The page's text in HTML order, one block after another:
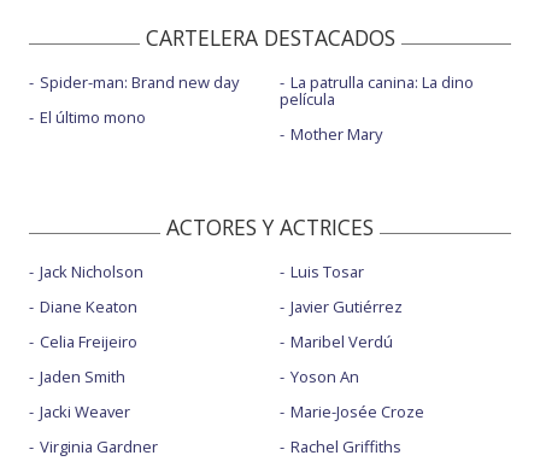
CARTELERA DESTACADOS
Spider-man: Brand new day
El último mono
La patrulla canina: La dino
película
Mother Mary
ACTORES Y ACTRICES
Jack Nicholson
Diane Keaton
Celia Freijeiro
Jaden Smith
Jacki Weaver
Virginia Gardner
Luis Tosar
Javier Gutiérrez
Maribel Verdú
Yoson An
Marie-Josée Croze
Rachel Griffiths